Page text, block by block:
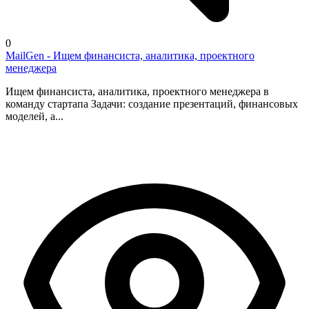
0
MailGen - Ищем финансиста, аналитика, проектного
менеджера
Ищем финансиста, аналитика, проектного менеджера в
команду стартапа Задачи: создание презентаций, финансовых
моделей, а...